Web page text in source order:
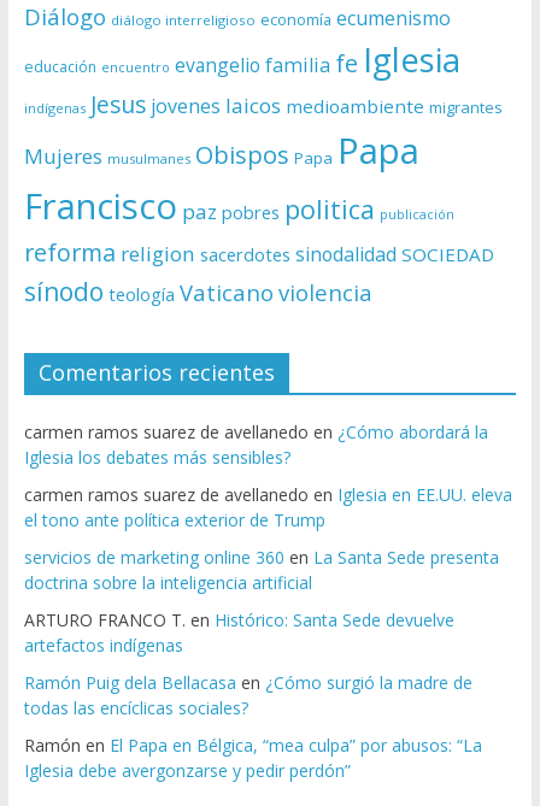
Diálogo diálogo interreligioso economía ecumenismo
educación encuentro evangelio familia fe Iglesia
indígenas Jesus jovenes laicos medioambiente migrantes
Mujeres musulmanes Obispos Papa Papa
Francisco paz pobres politica publicación
reforma religion sacerdotes sinodalidad SOCIEDAD
sínodo teología Vaticano violencia
Comentarios recientes
carmen ramos suarez de avellanedo en ¿Cómo abordará la
Iglesia los debates más sensibles?
carmen ramos suarez de avellanedo en Iglesia en EE.UU. eleva
el tono ante política exterior de Trump
servicios de marketing online 360 en La Santa Sede presenta
doctrina sobre la inteligencia artificial
ARTURO FRANCO T. en Histórico: Santa Sede devuelve
artefactos indígenas
Ramón Puig dela Bellacasa en ¿Cómo surgió la madre de
todas las encíclicas sociales?
Ramón en El Papa en Bélgica, “mea culpa” por abusos: “La
Iglesia debe avergonzarse y pedir perdón”